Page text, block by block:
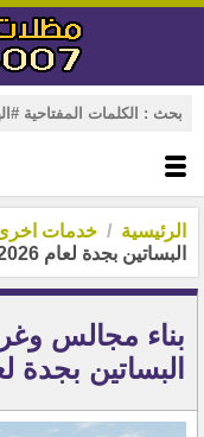
الرئيسية خدمات
البساتين بجدة لعام 2026
بناء مجالس
البساتين بجدة لعام